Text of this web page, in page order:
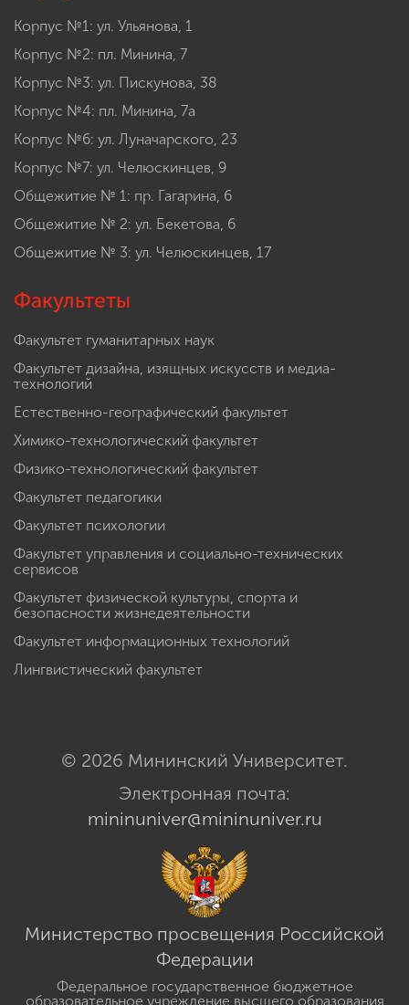
Корпус №1: ул. Ульянова, 1
Корпус №2: пл. Минина, 7
Корпус №3: ул. Пискунова, 38
Корпус №4: пл. Минина, 7а
Корпус №6: ул. Луначарского, 23
Корпус №7: ул. Челюскинцев, 9
Общежитие № 1: пр. Гагарина, 6
Общежитие № 2: ул. Бекетова, 6
Общежитие № 3: ул. Челюскинцев, 17
Факультеты
Факультет гуманитарных наук
Факультет дизайна, изящных искусств и медиа-
технологий
Естественно-географический факультет
Химико-технологический факультет
Физико-технологический факультет
Факультет педагогики
Факультет психологии
Факультет управления и социально-технических
сервисов
Факультет физической культуры, спорта и
безопасности жизнедеятельности
Факультет информационных технологий
Лингвистический факультет
© 2026 Мининский Университет.
Электронная почта:
mininuniver@mininuniver.ru
Министерство просвещения Российской
Федерации
Федеральное государственное бюджетное
образовательное учреждение высшего образования